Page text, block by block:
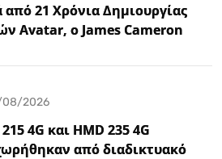
από 21 Χρόνια Δημιουργίας
Avatar, ο James Cameron
2026
4G και HMD 235 4G
από διαδικτυακό